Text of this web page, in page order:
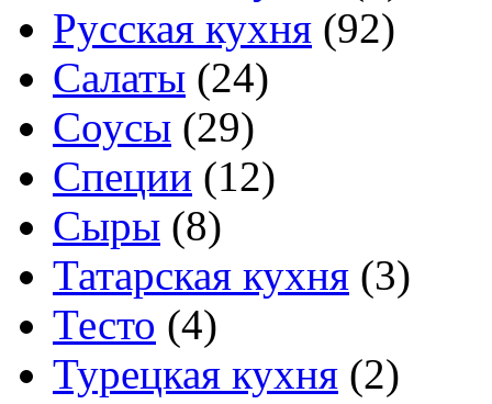
Русская кухня (92)
Салаты (24)
Соусы (29)
Специи (12)
Сыры (8)
Татарская кухня (3)
Тесто (4)
Турецкая кухня (2)